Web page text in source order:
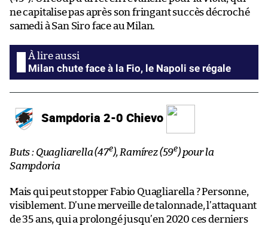
ne capitalise pas après son fringant succès décroché
samedi à San Siro face au Milan.
Milan chute face à la Fio, le Napoli se régale
Sampdoria 2-0 Chievo
Buts : Quagliarella (47e), Ramírez (59e) pour la
Sampdoria
Mais qui peut stopper Fabio Quagliarella ? Personne,
visiblement. D’une merveille de talonnade, l’attaquant
de 35 ans, qui a prolongé jusqu’en 2020 ces derniers